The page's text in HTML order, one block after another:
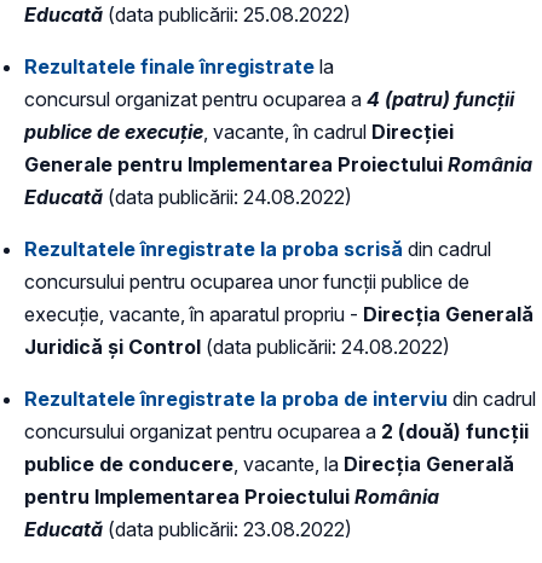
Educată (data publicării: 25.08.2022)
Rezultatele finale înregistrate la
concursul organizat pentru ocuparea a 4 (patru) funcții
publice de execuție , vacante, în cadrul Direcției
Generale pentru Implementarea Proiectului România
Educată (data publicării: 24.08.2022)
Rezultatele înregistrate la proba scrisă din cadrul
concursului pentru ocuparea unor funcții publice de
execuție, vacante, în aparatul propriu - Direcția Generală
Juridică și Control (data publicării: 24.08.2022)
Rezultatele înregistrate la proba de interviu din cadrul
concursului organizat pentru ocuparea a 2 (două) funcții
publice de conducere , vacante, la Direcția Generală
pentru Implementarea Proiectului România
Educată (data publicării: 23.08.2022)